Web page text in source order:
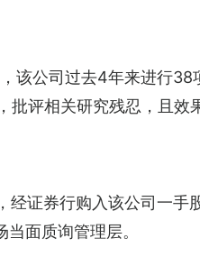
该公司过去4年来进行
评相关研究残忍，且效
经证券行购入该公司一手
面质询管理层。